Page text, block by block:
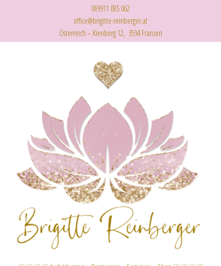
069911 085 062
office@brigitte-reinberger.at
Österreich – Kienberg 12, 3594 Franzen